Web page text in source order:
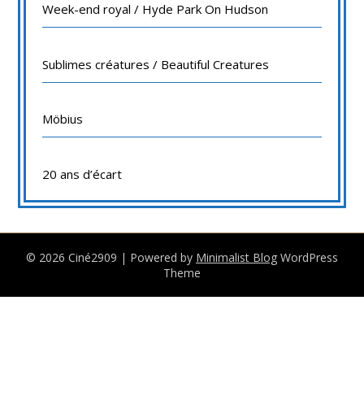
Week-end royal / Hyde Park On Hudson
Sublimes créatures / Beautiful Creatures
Möbius
20 ans d’écart
© 2026 Ciné2909 | Powered by Minimalist Blog WordPress
Theme